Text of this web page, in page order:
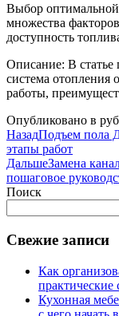
Выбор оптимальной
множества
доступность
Описание: В статье
система отопления
работы,
Опубликовано в
НазадПодъем пола
этапы работ
ДальшеЗамена
пошаговое
Поиск
Свежие записи
Как
практические
Кухонная